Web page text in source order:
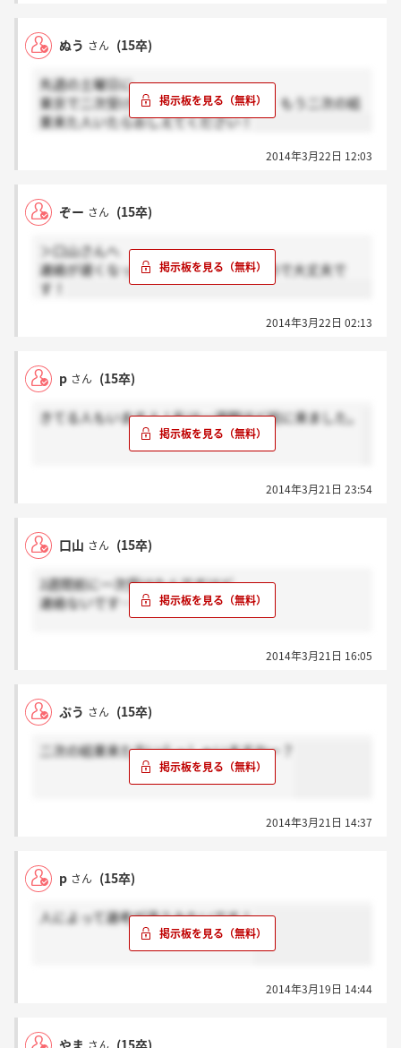
ぬう さん (15卒)
先週の土曜日に
東京で二次受けました。同じ様な人で、もう二次の結
果来た人いたらおしえてください！
2014年3月22日 12:03
ぞー さん (15卒)
＞口山さんへ
連絡が遅くなっても受かる人は受かるので大丈夫で
す！
2014年3月22日 02:13
p さん (15卒)
きてる人もいますよ！私は一週間ほど前に来ました。
2014年3月21日 23:54
口山 さん (15卒)
2週間前に一次受けたんですけど
連絡ないです…泣
2014年3月21日 16:05
ぷう さん (15卒)
二次の結果来た方いらっしゃいますかー？
2014年3月21日 14:37
p さん (15卒)
人によって選考が違うみたいです！
2014年3月19日 14:44
やま (15卒)